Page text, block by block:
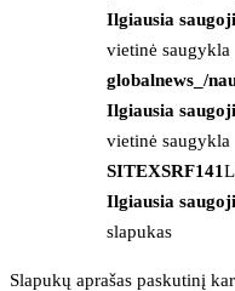
Ilgiausia
vietinė saugykla
globalnews_/
Ilgiausia
vietinė saugykla
SITEXSRF141
Ilgiausia
slapukas
Slapukų aprašas paskutinį